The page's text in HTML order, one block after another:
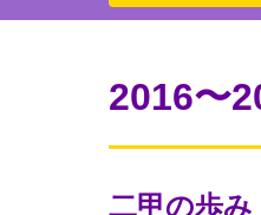
2016〜
二甲の歩み